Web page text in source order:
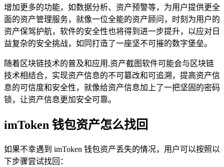
增加更多的功能，如数据分析、资产预警等，为用户提供更全
面的资产管理服务，就像一位全能的资产顾问，时刻为用户的
资产保驾护航，软件的安全性也将得到进一步提升，以应对日
益复杂的安全挑战，如同打造了一座坚不可摧的数字堡垒。
随着区块链技术的普及和应用,资产截图软件可能会与区块链
技术相结合，实现资产信息的不可篡改和可追溯，提高资产信
息的可信度和安全性，就像给资产信息加上了一把坚固的密码
锁，让资产信息更加安全可靠。
imToken 钱包资产怎么找回
如果不幸遇到 imToken 钱包资产丢失的情况，用户可以按照以
下步骤尝试找回：